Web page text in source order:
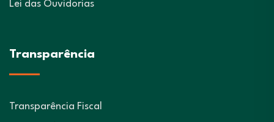
Lei das Ouvidorias
Transparência
Transparência Fiscal